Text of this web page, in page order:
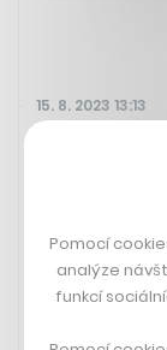
15. 8. 2023 13:13
Pomocí
analýze
funkcí